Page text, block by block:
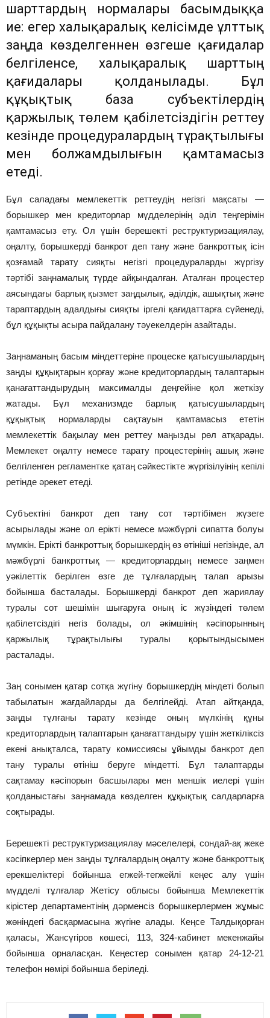
шарттардың нормалары басымдыққа
ие: егер халықаралық келісімде ұлттық
заңда көзделгеннен өзгеше қағидалар
белгіленсе, халықаралық шарттың
қағидалары қолданылады. Бұл
құқықтық база субъектілердің
қаржылық төлем қабілетсіздігін реттеу
кезінде процедуралардың тұрақтылығы
мен болжамдылығын қамтамасыз
етеді.
Бұл саладағы мемлекеттік реттеудің негізгі мақсаты —
борышкер мен кредиторлар мүдделерінің әділ теңгерімін
қамтамасыз ету. Ол үшін берешекті реструктуризациялау,
оңалту, борышкерді банкрот деп тану және банкроттық ісін
қозғамай тарату сияқты негізгі процедураларды жүргізу
тәртібі заңнамалық түрде айқындалған. Аталған процестер
аясындағы барлық қызмет заңдылық, әділдік, ашықтық және
тараптардың адалдығы сияқты іргелі қағидаттарға сүйенеді,
бұл құқықты асыра пайдалану тәуекелдерін азайтады.
Заңнаманың басым міндеттеріне процеске қатысушылардың
заңды құқықтарын қорғау және кредиторлардың талаптарын
қанағаттандырудың максималды деңгейіне қол жеткізу
жатады. Бұл механизмде барлық қатысушылардың
құқықтық нормаларды сақтауын қамтамасыз ететін
мемлекеттік бақылау мен реттеу маңызды рөл атқарады.
Мемлекет оңалту немесе тарату процестерінің ашық және
белгіленген регламентке қатаң сәйкестікте жүргізілуінің кепілі
ретінде әрекет етеді.
Субъектіні банкрот деп тану сот тәртібімен жүзеге
асырылады және ол ерікті немесе мәжбүрлі сипатта болуы
мүмкін. Ерікті банкроттық борышкердің өз өтініші негізінде, ал
мәжбүрлі банкроттық — кредиторлардың немесе заңмен
уәкілеттік берілген өзге де тұлғалардың талап арызы
бойынша басталады. Борышкерді банкрот деп жариялау
туралы сот шешімін шығаруға оның іс жүзіндегі төлем
қабілетсіздігі негіз болады, ол әкімшінің кәсіпорынның
қаржылық тұрақтылығы туралы қорытындысымен
расталады.
Заң сонымен қатар сотқа жүгіну борышкердің міндеті болып
табылатын жағдайларды да белгілейді. Атап айтқанда,
заңды тұлғаны тарату кезінде оның мүлкінің құны
кредиторлардың талаптарын қанағаттандыру үшін жеткіліксіз
екені анықталса, тарату комиссиясы ұйымды банкрот деп
тану туралы өтініш беруге міндетті. Бұл талаптарды
сақтамау кәсіпорын басшылары мен меншік иелері үшін
қолданыстағы заңнамада көзделген құқықтық салдарларға
соқтырады.
Берешекті реструктуризациялау мәселелері, сондай-ақ жеке
кәсіпкерлер мен заңды тұлғалардың оңалту және банкроттық
ерекшеліктері бойынша егжей-тегжейлі кеңес алу үшін
мүдделі тұлғалар Жетісу облысы бойынша Мемлекеттік
кірістер департаментінің дәрменсіз борышкерлермен жұмыс
жөніндегі басқармасына жүгіне алады. Кеңсе Талдықорған
қаласы, Жансүгіров көшесі, 113, 324-кабинет мекенжайы
бойынша орналасқан. Кеңестер сонымен қатар 24-12-21
телефон нөмірі бойынша беріледі.